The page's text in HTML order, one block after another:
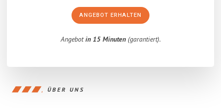
ANGEBOT ERHALTEN
Angebotin 15 Minuten(garantiert).
ÜBER UNS